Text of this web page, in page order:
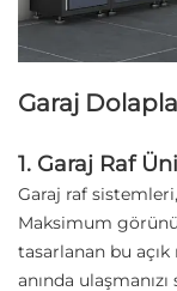
Garaj
1. Garaj Raf
Garaj raf
Maksimum
tasarlanan bu
anında